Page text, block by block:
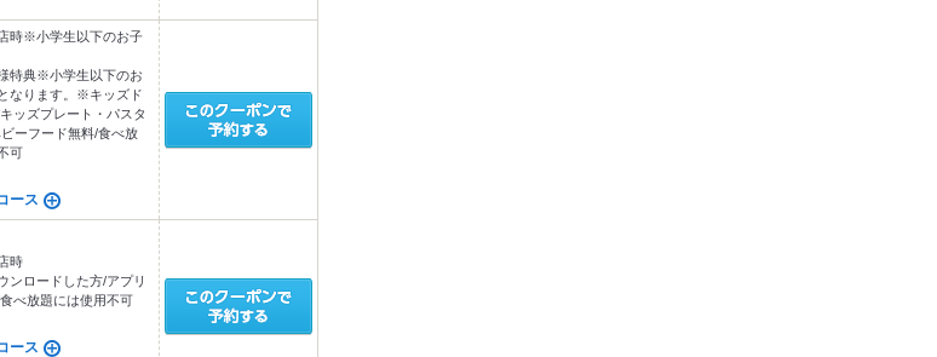
時※小学生以下のお子
特典※小学生以下のお
なります。※キッズド
ッズプレート・パスタ
ーフード無料/食べ放
可
ース
時
ンロードした方/アプリ
べ放題には使用不可
ース